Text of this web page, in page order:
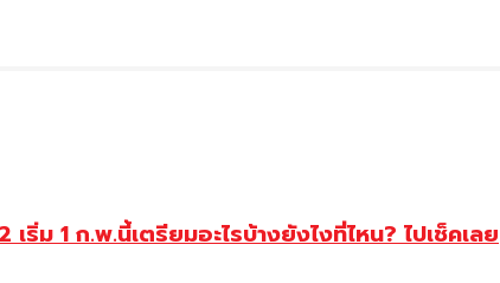
ริ่ม 1 ก.พ.นี้เตรียมอะไรบ้างยังไงที่ไหน? ไปเช็คเลย